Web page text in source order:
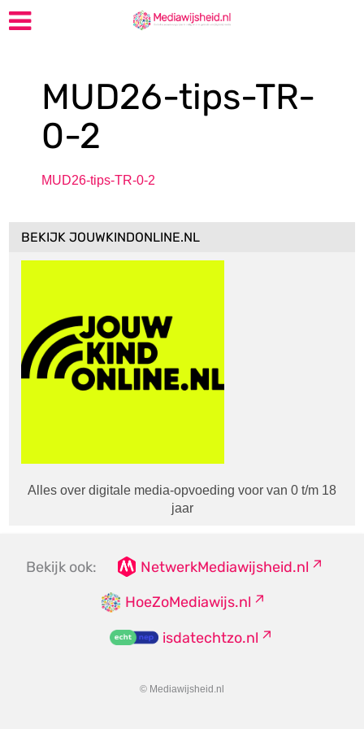
MUD26-tips-TR-
0-2
MUD26-tips-TR-0-2
BEKIJK JOUWKINDONLINE.NL
Alles over digitale media-opvoeding voor van 0 t/m 18
jaar
Bekijk ook:
NetwerkMediawijsheid.nl
HoeZoMediawijs.nl
isdatechtzo.nl
© Mediawijsheid.nl